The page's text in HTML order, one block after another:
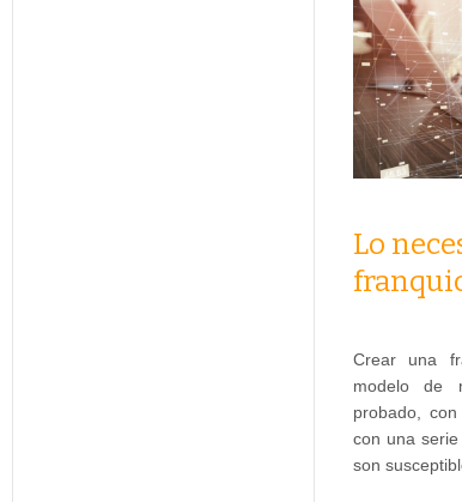
Lo
Crear una
modelo de
probado,
con una
son